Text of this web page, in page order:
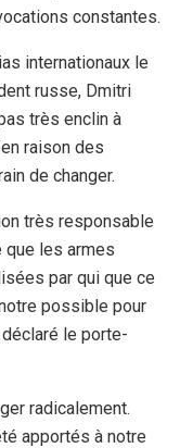
constantes.
internationaux le
russe, Dmitri
très enclin à
raison des
de changer.
très responsable
que les armes
par qui que ce
possible pour
le porte-
radicalement.
apportés à notre